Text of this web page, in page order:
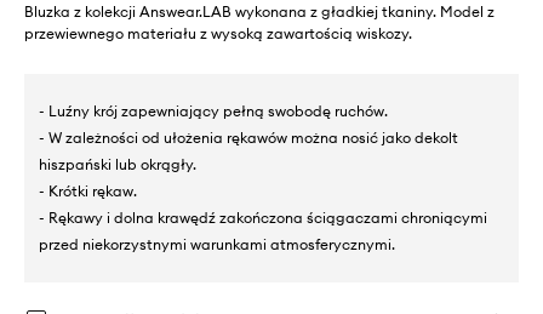
Bluzka z kolekcji Answear.LAB wykonana z gładkiej tkaniny. Model z
przewiewnego materiału z wysoką zawartością wiskozy.
- Luźny krój zapewniający pełną swobodę ruchów.
- W zależności od ułożenia rękawów można nosić jako dekolt
hiszpański lub okrągły.
- Krótki rękaw.
- Rękawy i dolna krawędź zakończona ściągaczami chroniącymi
przed niekorzystnymi warunkami atmosferycznymi.